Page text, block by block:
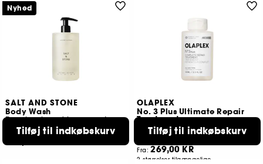
SALT AND STONE
Body Wash
Duschgel med bergamot og hinoki
2179
289,00 KR
Tilføj til indkøbskurv
Nyhed
OLAPLEX
No. 3 Plus Ultimate Repair
Treatment
Fra:269,00 KR
2 størrelser tilgængelige
Tilføj til indkøbskurv